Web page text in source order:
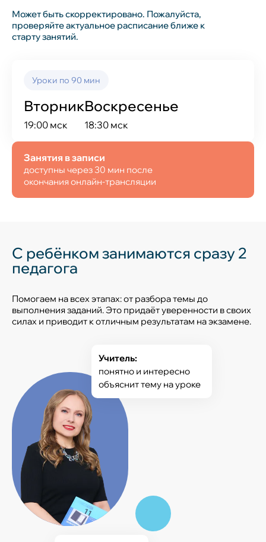
Может быть скорректировано. Пожалуйста,
проверяйте актуальное расписание ближе к
старту занятий.
Уроки по 90 мин
Вторник
19:00 мск
Воскресенье
18:30 мск
Занятия в записи
доступны через 30 мин после
окончания онлайн-трансляции
С ребёнком занимаются сразу 2
педагога
Помогаем на всех этапах: от разбора темы до
выполнения заданий. Это придаёт уверенности в своих
силах и приводит к отличным результатам на экзамене.
Учитель:
понятно и интересно
объяснит тему на уроке